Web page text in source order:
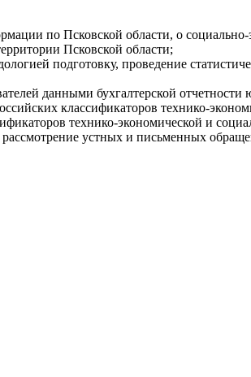
по Псковской области, о
Псковской области;
подготовку, проведение
данными бухгалтерской
классификаторов технико-
технико-экономической и
устных и письменных